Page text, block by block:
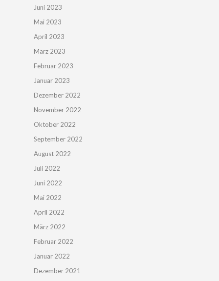
Juni 2023
Mai 2023
April 2023
März 2023
Februar 2023
Januar 2023
Dezember 2022
November 2022
Oktober 2022
September 2022
August 2022
Juli 2022
Juni 2022
Mai 2022
April 2022
März 2022
Februar 2022
Januar 2022
Dezember 2021